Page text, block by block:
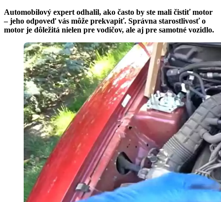
Automobilový expert odhalil, ako často by ste mali čistiť motor
– jeho odpoveď vás môže prekvapiť. Správna starostlivosť o
motor je dôležitá nielen pre vodičov, ale aj pre samotné vozidlo.